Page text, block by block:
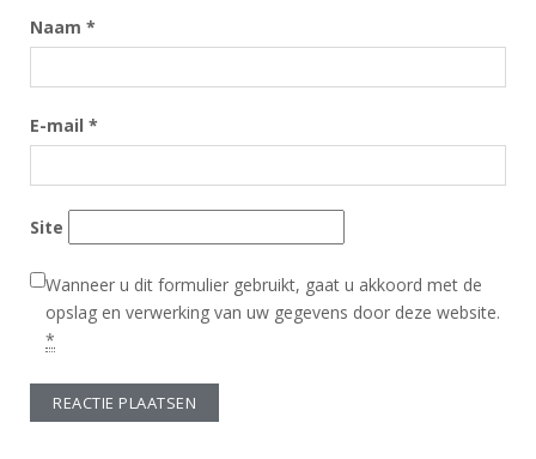
Naam *
E-mail *
Site
Wanneer u dit formulier gebruikt, gaat u akkoord met de
opslag en verwerking van uw gegevens door deze website.
*